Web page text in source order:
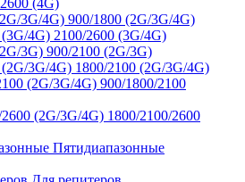
900/1800 (2G/3G/4G)
2100/2600 (3G/4G)
900/2100 (2G/3G)
1800/2100 (2G/3G/4G)
900/1800/2100
1800/2100/2600
Пятидиапазонные